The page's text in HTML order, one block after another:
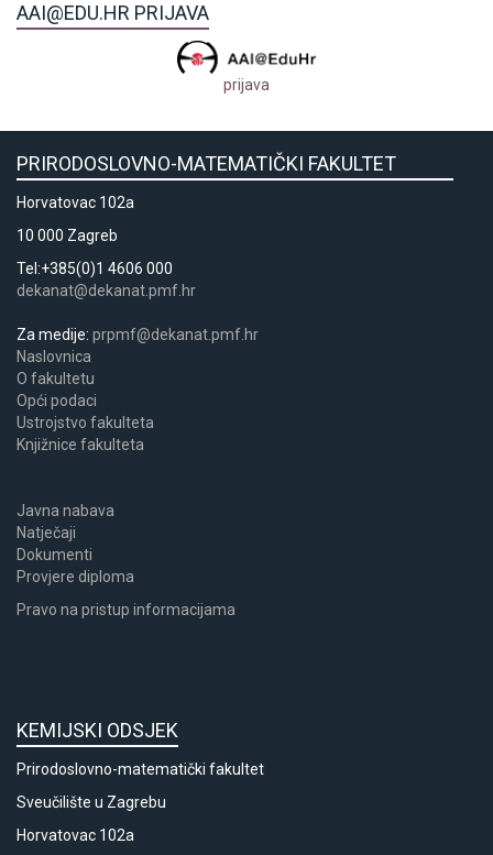
AAI@EDU.HR PRIJAVA
prijava
PRIRODOSLOVNO-MATEMATIČKI FAKULTET
Horvatovac 102a
10 000 Zagreb
Tel:+385(0)1 4606 000
dekanat@dekanat.pmf.hr
Za medije: prpmf@dekanat.pmf.hr
Naslovnica
​​​O fakultetu
Opći podaci
Ustrojstvo fakulteta
Knjižnice fakulteta
Javna nabava
Natječaji
Dokumenti
Provjere diploma
Pravo na pristup informacijama
KEMIJSKI ODSJEK
Prirodoslovno-matematički fakultet
Sveučilište u Zagrebu
Horvatovac 102a